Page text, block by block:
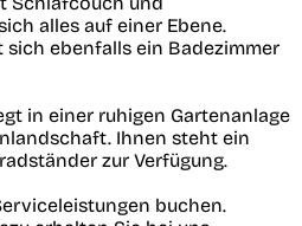
alles auf einer Ebene.
ebenfalls ein Badezimmer
in einer ruhigen Gartenanlage
Ihnen steht ein
zur Verfügung.
buchen.